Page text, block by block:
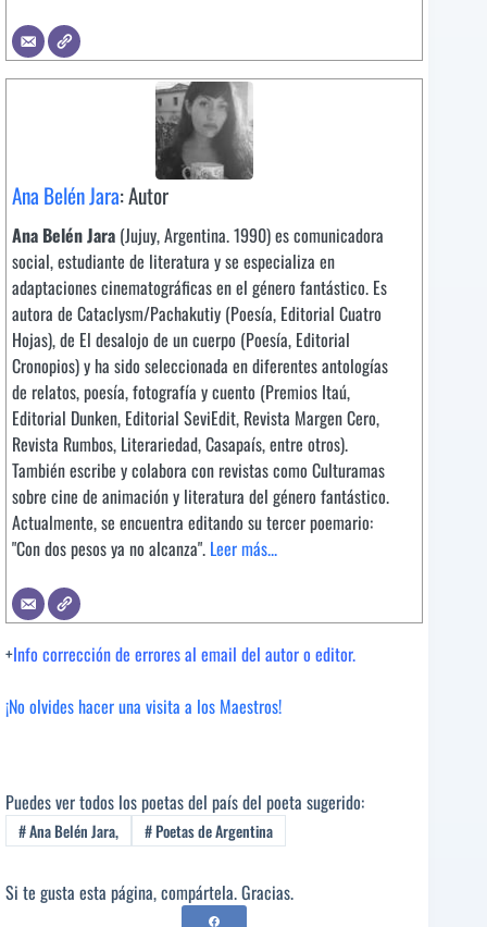
Ana Belén Jara: Autor
Ana Belén Jara (Jujuy, Argentina. 1990) es comunicadora
social, estudiante de literatura y se especializa en
adaptaciones cinematográficas en el género fantástico. Es
autora de Cataclysm/Pachakutiy (Poesía, Editorial Cuatro
Hojas), de El desalojo de un cuerpo (Poesía, Editorial
Cronopios) y ha sido seleccionada en diferentes antologías
de relatos, poesía, fotografía y cuento (Premios Itaú,
Editorial Dunken, Editorial SeviEdit, Revista Margen Cero,
Revista Rumbos, Literariedad, Casapaís, entre otros).
También escribe y colabora con revistas como Culturamas
sobre cine de animación y literatura del género fantástico.
Actualmente, se encuentra editando su tercer poemario:
"Con dos pesos ya no alcanza". Leer más...
+Info corrección de errores al email del autor o editor.
¡No olvides hacer una visita a los Maestros!
Puedes ver todos los poetas del país del poeta sugerido:
#Ana Belén Jara, #Poetas de Argentina
Si te gusta esta página, compártela. Gracias.